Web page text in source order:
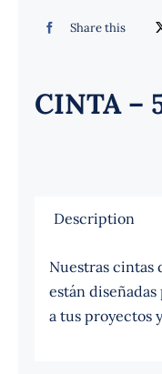
Share this
CINTA –
Description
Nuestras cintas
están
a tus proyectos